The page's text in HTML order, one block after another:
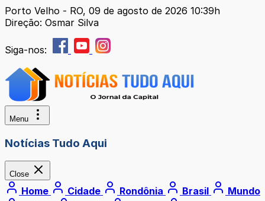
Porto Velho - RO, 09 de agosto de 2026 10:39h
Direção: Osmar Silva
Siga-nos:
Menu
Notícias Tudo Aqui
Close
Home Cidade Rondônia Brasil
Mundo